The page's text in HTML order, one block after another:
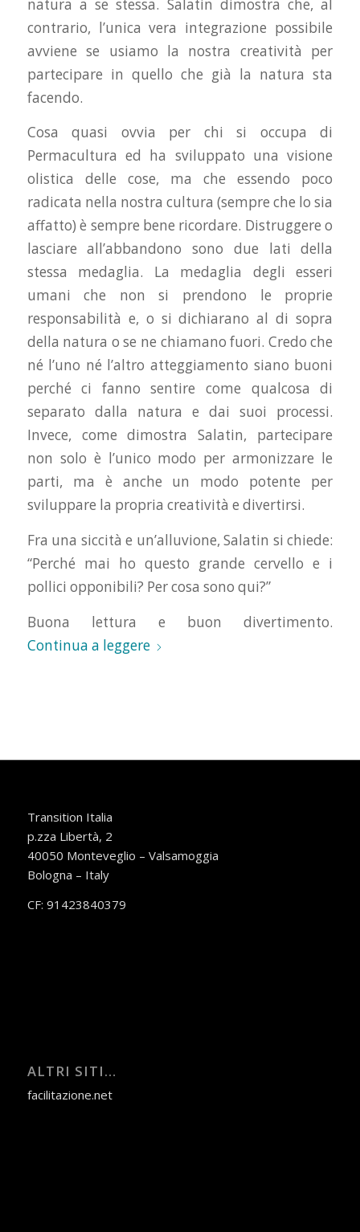
natura a se stessa. Salatin dimostra che, al
contrario, l’unica vera integrazione possibile
avviene se usiamo la nostra creatività per
partecipare in quello che già la natura sta
facendo.
Cosa quasi ovvia per chi si occupa di
Permacultura ed ha sviluppato una visione
olistica delle cose, ma che essendo poco
radicata nella nostra cultura (sempre che lo sia
affatto) è sempre bene ricordare. Distruggere o
lasciare all’abbandono sono due lati della
stessa medaglia. La medaglia degli esseri
umani che non si prendono le proprie
responsabilità e, o si dichiarano al di sopra
della natura o se ne chiamano fuori. Credo che
né l’uno né l’altro atteggiamento siano buoni
perché ci fanno sentire come qualcosa di
separato dalla natura e dai suoi processi.
Invece, come dimostra Salatin, partecipare
non solo è l’unico modo per armonizzare le
parti, ma è anche un modo potente per
sviluppare la propria creatività e divertirsi.
Fra una siccità e un’alluvione, Salatin si chiede:
“Perché mai ho questo grande cervello e i
pollici opponibili? Per cosa sono qui?”
Buona lettura e buon divertimento.
Continua a leggere
Transition Italia
p.zza Libertà, 2
40050 Monteveglio – Valsamoggia
Bologna – Italy
CF: 91423840379
ALTRI SITI…
facilitazione.net